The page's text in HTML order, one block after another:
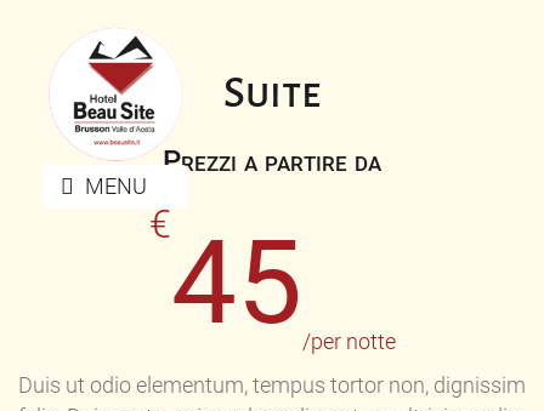
MENU
Suite
Prezzi a partire da
€45 /per notte
Duis ut odio elementum, tempus tortor non, dignissim